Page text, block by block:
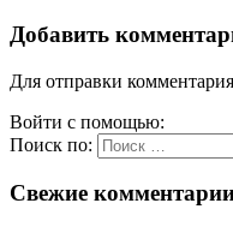
Добавить
Для отправки
Войти с помощью:
Поиск по:
Свежие